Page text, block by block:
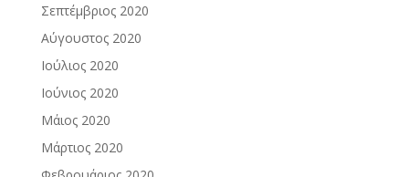
Σεπτέμβριος 2020
Αύγουστος 2020
Ιούλιος 2020
Ιούνιος 2020
Μάιος 2020
Μάρτιος 2020